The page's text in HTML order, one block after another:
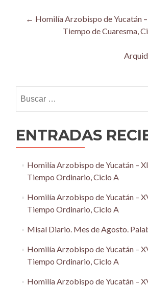
Post
navigation
← Homilía Arzobispo de Yucatán
Tiempo de Cuaresma,
ENTRADAS
Homilía Arzobispo de Yucatán –
Tiempo Ordinario, Ciclo A
Homilía Arzobispo de Yucatán –
Tiempo Ordinario, Ciclo A
Misal Diario. Mes de Agosto.
Homilía Arzobispo de Yucatán –
Tiempo Ordinario, Ciclo A
Homilía Arzobispo de Yucatán –